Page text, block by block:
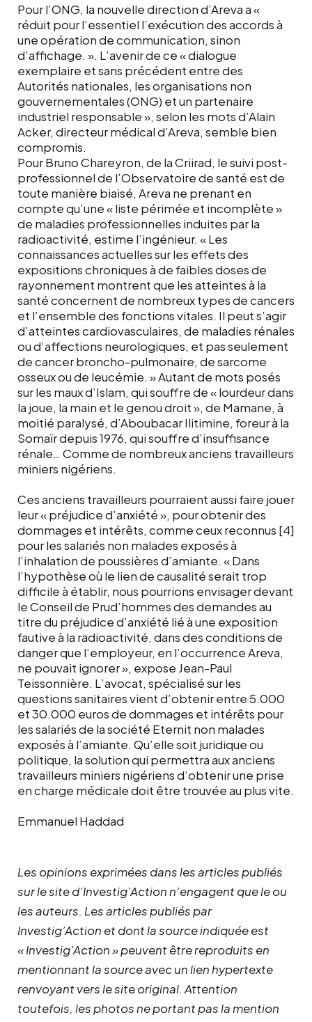
Pour l’ONG, la nouvelle direction d’Areva a «
réduit pour l’essentiel l’exécution des accords à
une opération de communication, sinon
d’affichage. ». L’avenir de ce « dialogue
exemplaire et sans précédent entre des
Autorités nationales, les organisations non
gouvernementales (ONG) et un partenaire
industriel responsable », selon les mots d’Alain
Acker, directeur médical d’Areva, semble bien
compromis.
Pour Bruno Chareyron, de la Criirad, le suivi post-
professionnel de l’Observatoire de santé est de
toute manière biaisé, Areva ne prenant en
compte qu’une « liste périmée et incomplète »
de maladies professionnelles induites par la
radioactivité, estime l’ingénieur. « Les
connaissances actuelles sur les effets des
expositions chroniques à de faibles doses de
rayonnement montrent que les atteintes à la
santé concernent de nombreux types de cancers
et l’ensemble des fonctions vitales. Il peut s’agir
d’atteintes cardiovasculaires, de maladies rénales
ou d’affections neurologiques, et pas seulement
de cancer broncho-pulmonaire, de sarcome
osseux ou de leucémie. » Autant de mots posés
sur les maux d’Islam, qui souffre de « lourdeur dans
la joue, la main et le genou droit », de Mamane, à
moitié paralysé, d’Aboubacar Ilitimine, foreur à la
Somaïr depuis 1976, qui souffre d’insuffisance
rénale… Comme de nombreux anciens travailleurs
miniers nigériens.
Ces anciens travailleurs pourraient aussi faire jouer
leur « préjudice d’anxiété », pour obtenir des
dommages et intérêts, comme ceux reconnus [4]
pour les salariés non malades exposés à
l’inhalation de poussières d’amiante. « Dans
l’hypothèse où le lien de causalité serait trop
difficile à établir, nous pourrions envisager devant
le Conseil de Prud’hommes des demandes au
titre du préjudice d’anxiété lié à une exposition
fautive à la radioactivité, dans des conditions de
danger que l’employeur, en l’occurrence Areva,
ne pouvait ignorer », expose Jean-Paul
Teissonnière. L’avocat, spécialisé sur les
questions sanitaires vient d’obtenir entre 5.000
et 30.000 euros de dommages et intérêts pour
les salariés de la société Eternit non malades
exposés à l’amiante. Qu’elle soit juridique ou
politique, la solution qui permettra aux anciens
travailleurs miniers nigériens d’obtenir une prise
en charge médicale doit être trouvée au plus vite.
Emmanuel Haddad
Les opinions exprimées dans les articles publiés
sur le site d’Investig’Action n’engagent que le ou
les auteurs. Les articles publiés par
Investig’Action et dont la source indiquée est
« Investig’Action » peuvent être reproduits en
mentionnant la source avec un lien hypertexte
renvoyant vers le site original. Attention
toutefois, les photos ne portant pas la mention